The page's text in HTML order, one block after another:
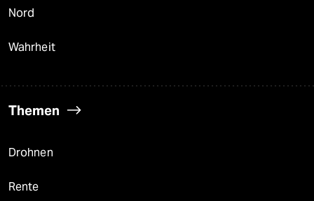
Nord
Wahrheit
Themen
Drohnen
Rente